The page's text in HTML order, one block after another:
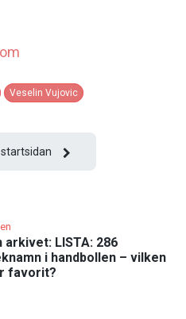
Veselin Vujovic
arkivet: LISTA: 286
i handbollen – vilken
favorit?